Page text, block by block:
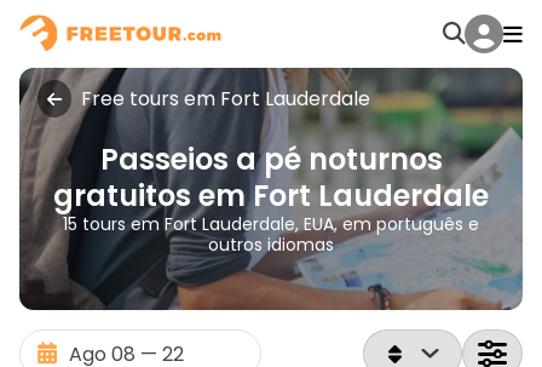
Free tours em Fort Lauderdale
Passeios a pé noturnos
gratuitos em Fort Lauderdale
15 tours em Fort Lauderdale, EUA, em português e
outros idiomas